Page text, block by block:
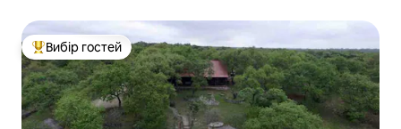
Топ вибір гостей
Вибір гостей